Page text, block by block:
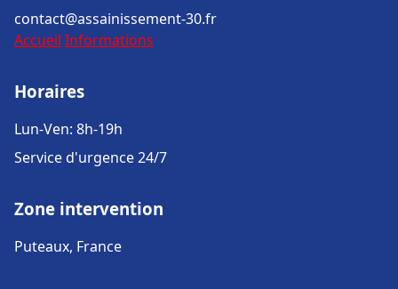
contact@assainissement-30.fr
Accueil Informations
Horaires
Lun-Ven: 8h-19h
Service d'urgence 24/7
Zone intervention
Puteaux, France